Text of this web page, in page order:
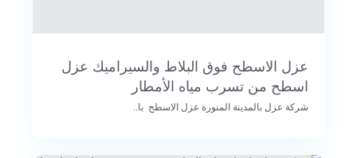
عزل الاسطح فوق البلاط والسيراميك عزل
اسطح من تسرب مياه الأمطار
شركة عزل بالمدينة المنورة عزل الاسطح با..